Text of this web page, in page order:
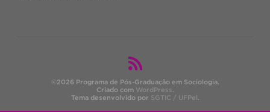
©2026 Programa de Pós-Graduação em Sociologia.
Criado com WordPress.
Tema desenvolvido por SGTIC / UFPel.